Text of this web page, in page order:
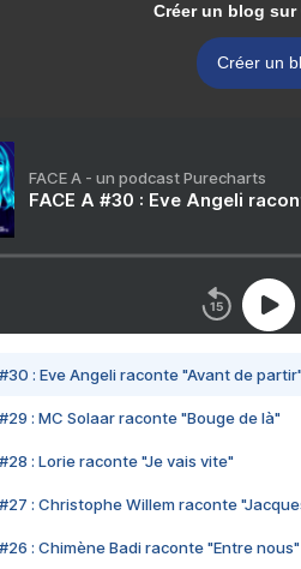
Créer un blog sur
Créer un
FACE A - un podcast Purecharts
FACE A #30 : Eve Angeli
#30 : Eve Angeli raconte "Avant de partir"
#29 : MC Solaar raconte "Bouge de là"
#28 : Lorie raconte "Je vais vite"
#27 : Christophe Willem raconte
#26 : Chimène Badi raconte "Entre nous"